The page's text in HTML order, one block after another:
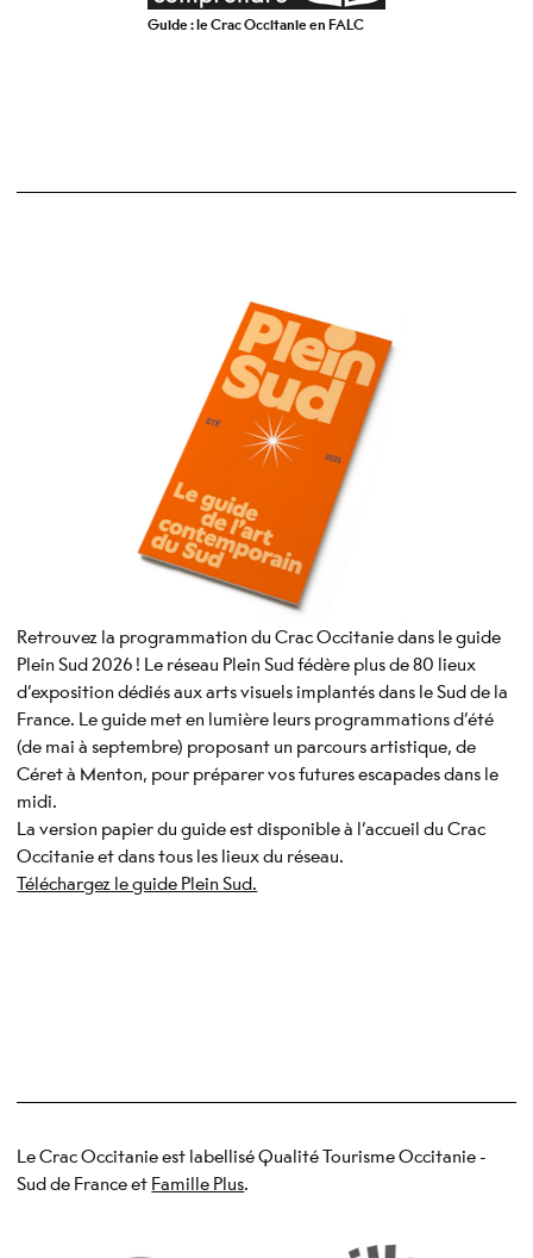
Guide : le Crac Occitanie en FALC
Retrouvez la programmation du Crac Occitanie dans le guide
Plein Sud 2026 ! Le réseau Plein Sud fédère plus de 80 lieux
d’exposition dédiés aux arts visuels implantés dans le Sud de la
France. Le guide met en lumière leurs programmations d’été
(de mai à septembre) proposant un parcours artistique, de
Céret à Menton, pour préparer vos futures escapades dans le
midi.
La version papier du guide est disponible à l’accueil du Crac
Occitanie et dans tous les lieux du réseau.
Téléchargez le guide Plein Sud.- Nouvelle fenêtre
Le Crac Occitanie est labellisé Qualité Tourisme Occitanie -
Sud de France etFamille Plus- Nouvelle fenêtre
.